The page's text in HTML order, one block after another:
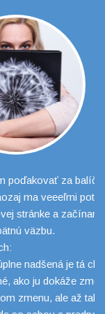
balíček, včera
potešil :-) Fľaša
ju hneď
tá chuť vody z i9
zmeniť. Som
takúto teda nie.